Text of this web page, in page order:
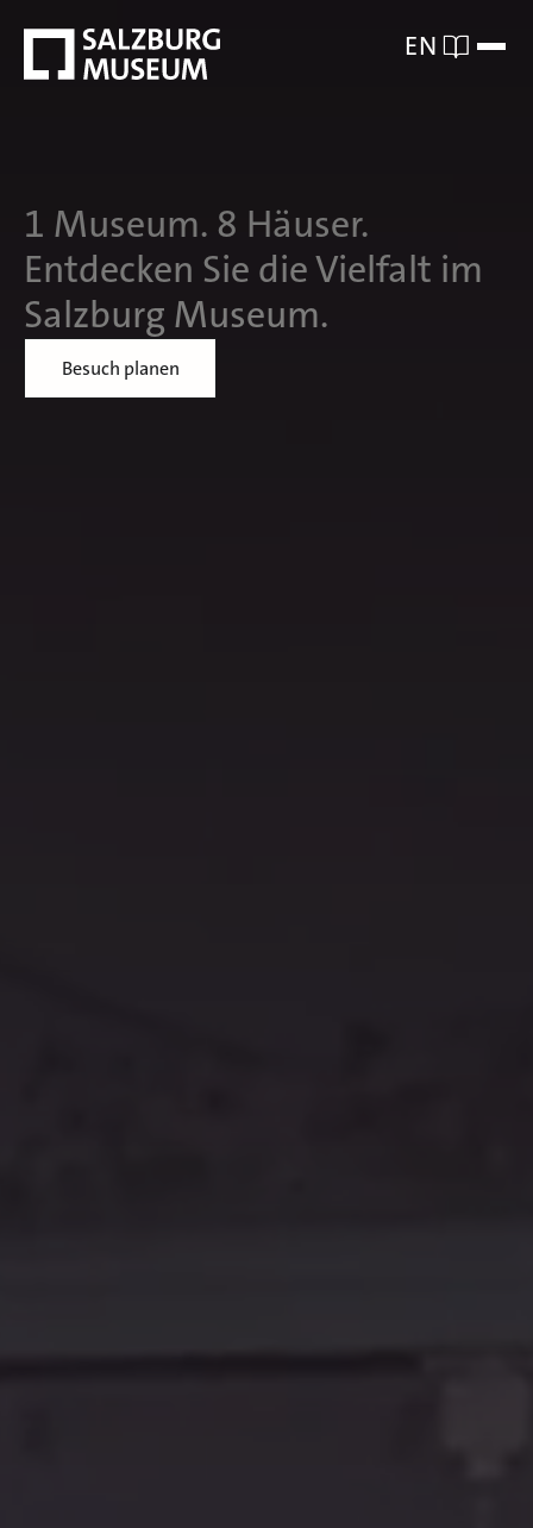
EN
1 Museum. 8 Häuser.
Entdecken Sie die Vielfalt im
Salzburg Museum.
Besuch planen